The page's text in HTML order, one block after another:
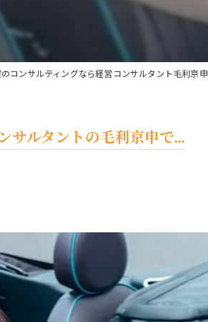
コンサルティングなら経営コンサルタント毛利京申
サルタントの毛利京申で...